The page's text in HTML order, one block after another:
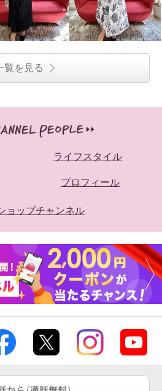
覧を見る
ライフスタイル
プロフィール
ョップチャンネル